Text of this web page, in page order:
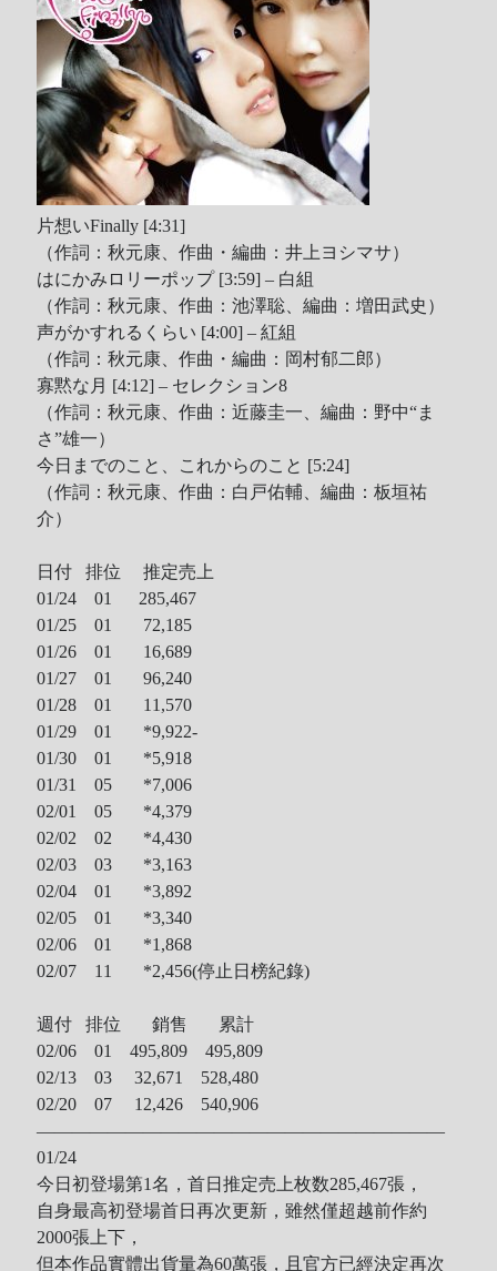
DOCKER 內程式防火牆
SARD UNDERGROUND – 愛は暗闇の中で
辣個傳說的女人出現了!!!
『離れていても』 / AKB48 message song
SONY PS5表示: 我們是賣路由器的。
Live Your Dream – 今、はじめよう | 17LIVE (イチナナ)
乃木坂46 『世界中の隣人よ』
AKB48 Team TP｜2020 愚人節特別企劃(官方youtube)
Recent Comments
Wenon HINET 神路由
akw28888onHINET 神路由
伊onBEING 系藝人占卜
Shinoda
on
ShiwunonORICON オリコン芸能ニュース APK 無廣告版
tabahiko
版
Hinaon Textcube的Nginx Rewrite
GC Fans
on
ZARD Request Best ～beautiful memory～
Archives
片想いFinally [4:31]
（作詞：秋元康、作曲・編曲：井上ヨシマサ）
はにかみロリーポップ [3:59] – 白組
（作詞：秋元康、作曲：池澤聡、編曲：増田武史）
声がかすれるくらい [4:00] – 紅組
（作詞：秋元康、作曲・編曲：岡村郁二郎）
寡黙な月 [4:12] – セレクション8
（作詞：秋元康、作曲：近藤圭一、編曲：野中“ま
さ”雄一）
今日までのこと、これからのこと [5:24]
（作詞：秋元康、作曲：白戸佑輔、編曲：板垣祐
介）
日付 排位 推定売上
01/24 01 285,467
01/25 01 72,185
01/26 01 16,689
01/27 01 96,240
01/28 01 11,570
01/29 01 *9,922-
01/30 01 *5,918
01/31 05 *7,006
02/01 05 *4,379
02/02 02 *4,430
02/03 03 *3,163
02/04 01 *3,892
02/05 01 *3,340
02/06 01 *1,868
02/07 11 *2,456(停止日榜紀錄)
週付 排位 銷售 累計
02/06 01 495,809 495,809
02/13 03 32,671 528,480
02/20 07 12,426 540,906
———————————————————————
01/24
今日初登場第1名，首日推定売上枚数285,467張，
自身最高初登場首日再次更新，雖然僅超越前作約
2000張上下，
但本作品實體出貨量為60萬張，且官方已經決定再次